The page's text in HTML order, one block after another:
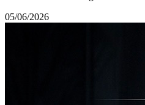
05/06/2026